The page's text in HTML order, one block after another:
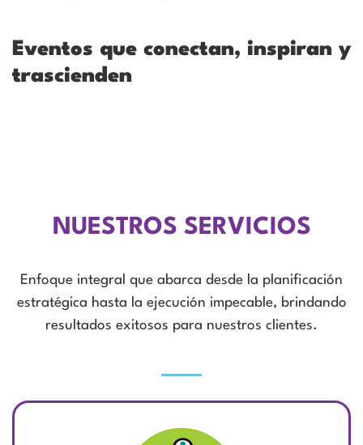
Eventos que conectan, inspiran y
trascienden
NUESTROS SERVICIOS
Enfoque integral que abarca desde la planificación
estratégica hasta la ejecución impecable, brindando
resultados exitosos para nuestros clientes.